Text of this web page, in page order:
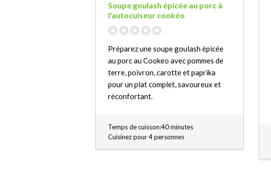
Soupe goulash épicée au porc à
l'autocuiseur cookéo
Préparez une soupe goulash épicée
au porc au Cookeo avec pommes de
terre, poivron, carotte et paprika
pour un plat complet, savoureux et
réconfortant.
Temps de cuisson:40 minutes
Cuisinez pour 4 personnes